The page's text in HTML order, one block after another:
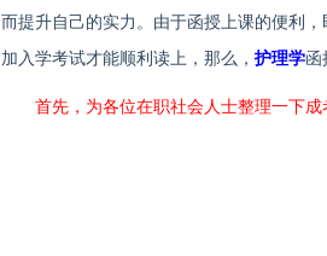
而提升自己的实力。由于函授上课的便利
加入学考试才能顺利读上，那么， 护理学函
首先，为各位在职社会人士整理一下